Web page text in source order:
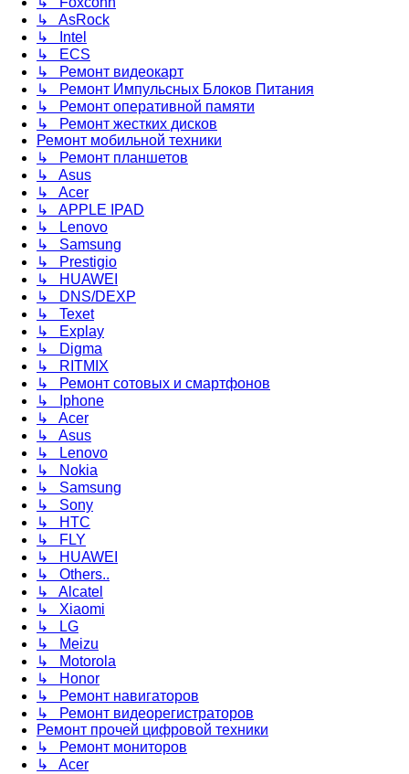
↳ AsRock
↳ Intel
↳ ECS
↳ Ремонт видеокарт
↳ Ремонт Импульсных Блоков Питания
↳ Ремонт оперативной памяти
↳ Ремонт жестких дисков
Ремонт мобильной техники
↳ Ремонт планшетов
↳ Asus
↳ Acer
↳ APPLE IPAD
↳ Lenovo
↳ Samsung
↳ Prestigio
↳ HUAWEI
↳ DNS/DEXP
↳ Texet
↳ Explay
↳ Digma
↳ RITMIX
↳ Ремонт сотовых и смартфонов
↳ Iphone
↳ Acer
↳ Asus
↳ Lenovo
↳ Nokia
↳ Samsung
↳ Sony
↳ HTC
↳ FLY
↳ HUAWEI
↳ Others..
↳ Alcatel
↳ Xiaomi
↳ LG
↳ Meizu
↳ Motorola
↳ Honor
↳ Ремонт навигаторов
↳ Ремонт видеорегистраторов
Ремонт прочей цифровой техники
↳ Ремонт мониторов
↳ Acer